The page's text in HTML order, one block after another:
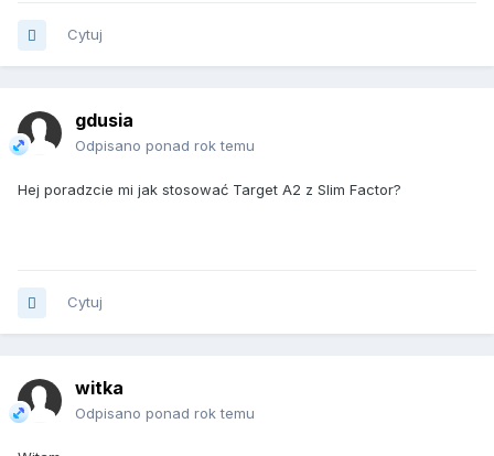
Cytuj
gdusia
Odpisano ponad rok temu
Hej poradzcie mi jak stosować Target A2 z Slim Factor?
Cytuj
witka
Odpisano ponad rok temu